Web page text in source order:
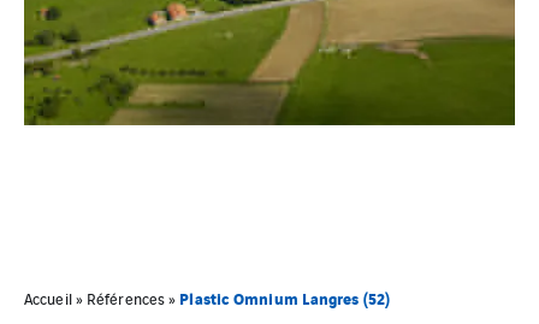
Accueil» Références» Plastic Omnium Langres (52)